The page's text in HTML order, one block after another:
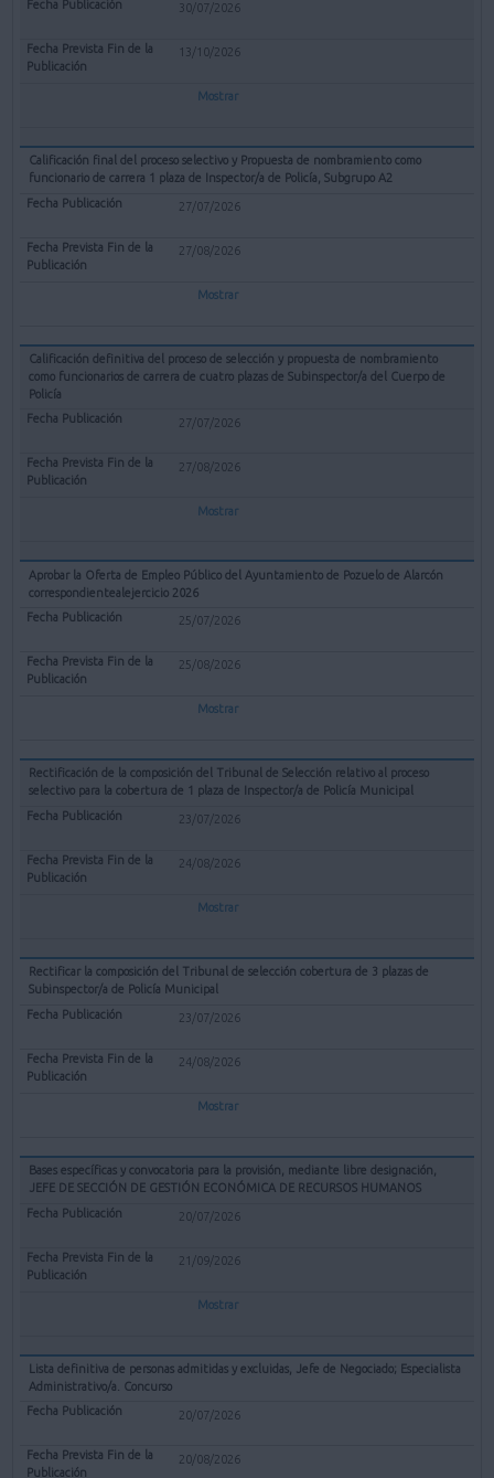
30/07/2026
13/10/2026
Mostrar
Calificación final del proceso selectivo y Propuesta de nombramiento como
funcionario de carrera 1 plaza de Inspector/a de Policía, Subgrupo A2
27/07/2026
27/08/2026
Mostrar
Calificación definitiva del proceso de selección y propuesta de nombramiento
como funcionarios de carrera de cuatro plazas de Subinspector/a del Cuerpo de
Policía
27/07/2026
27/08/2026
Mostrar
Aprobar la Oferta de Empleo Público del Ayuntamiento de Pozuelo de Alarcón
correspondientealejercicio 2026
25/07/2026
25/08/2026
Mostrar
Rectificación de la composición del Tribunal de Selección relativo al proceso
selectivo para la cobertura de 1 plaza de Inspector/a de Policía Municipal
23/07/2026
24/08/2026
Mostrar
Rectificar la composición del Tribunal de selección cobertura de 3 plazas de
Subinspector/a de Policía Municipal
23/07/2026
24/08/2026
Mostrar
Bases específicas y convocatoria para la provisión, mediante libre designación,
JEFE DE SECCIÓN DE GESTIÓN ECONÓMICA DE RECURSOS HUMANOS
20/07/2026
21/09/2026
Mostrar
Lista definitiva de personas admitidas y excluidas, Jefe de Negociado; Especialista
Administrativo/a. Concurso
20/07/2026
20/08/2026